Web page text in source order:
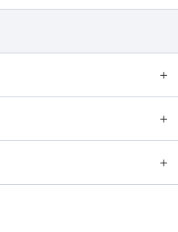
＋
＋
＋